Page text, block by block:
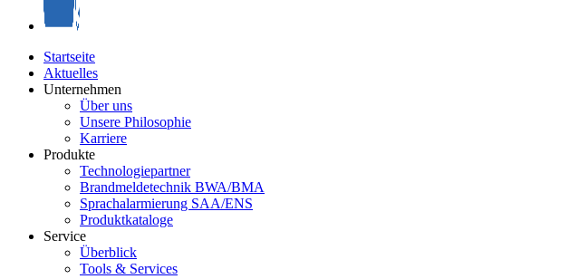
Startseite
Aktuelles
Unternehmen
Über uns
Unsere Philosophie
Karriere
Produkte
Technologiepartner
Brandmeldetechnik BWA/BMA
Sprachalarmierung SAA/ENS
Produktkataloge
Service
Überblick
Tools & Services